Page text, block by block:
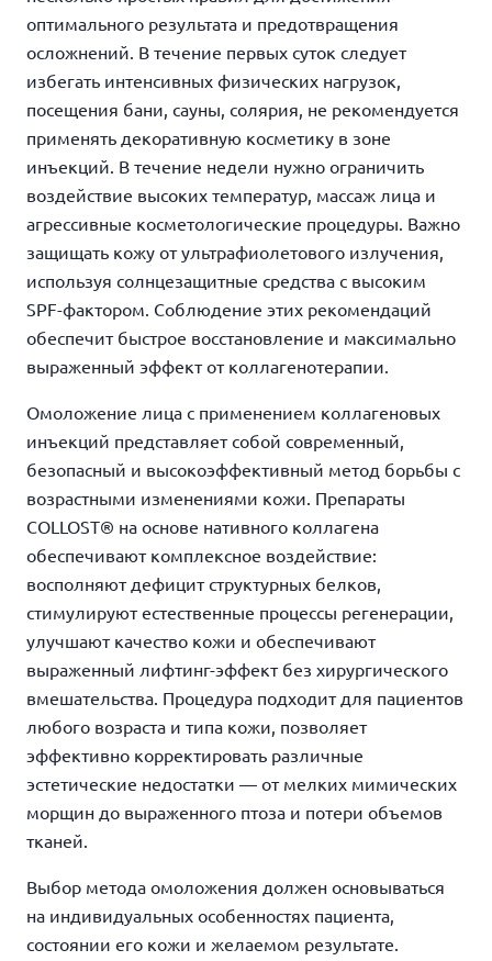
оптимального результата и предотвращения
осложнений. В течение первых суток следует
избегать интенсивных физических нагрузок,
посещения бани, сауны, солярия, не рекомендуется
применять декоративную косметику в зоне
инъекций. В течение недели нужно ограничить
воздействие высоких температур, массаж лица и
агрессивные косметологические процедуры. Важно
защищать кожу от ультрафиолетового излучения,
используя солнцезащитные средства с высоким
SPF-фактором. Соблюдение этих рекомендаций
обеспечит быстрое восстановление и максимально
выраженный эффект от коллагенотерапии.
Омоложение лица с применением коллагеновых
инъекций представляет собой современный,
безопасный и высокоэффективный метод борьбы с
возрастными изменениями кожи. Препараты
COLLOST® на основе нативного коллагена
обеспечивают комплексное воздействие:
восполняют дефицит структурных белков,
стимулируют естественные процессы регенерации,
улучшают качество кожи и обеспечивают
выраженный лифтинг-эффект без хирургического
вмешательства. Процедура подходит для пациентов
любого возраста и типа кожи, позволяет
эффективно корректировать различные
эстетические недостатки — от мелких мимических
морщин до выраженного птоза и потери объемов
тканей.
Выбор метода омоложения должен основываться
на индивидуальных особенностях пациента,
состоянии его кожи и желаемом результате.